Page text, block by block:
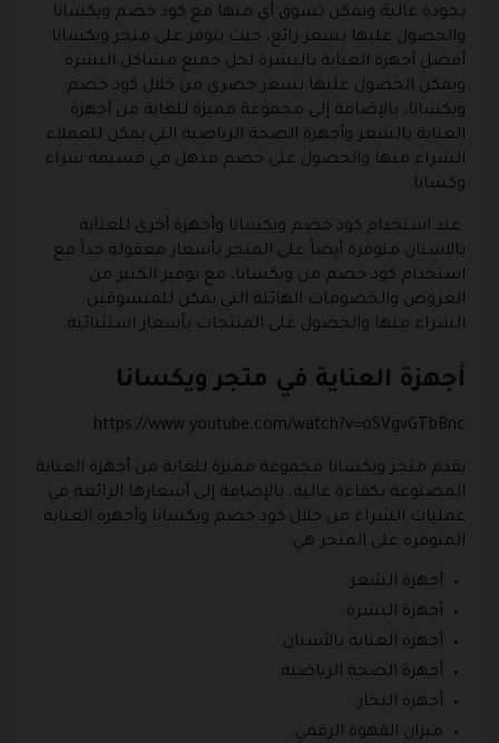
بجودة عالية ويمكن تسوق أي منها مع كود خصم ويكسانا
والحصول عليها بسعر رائع، حيث يتوفر على متجر ويكسانا
أفضل أجهزة العناية بالبشرة لحل جميع مشاكل البشرة
ويمكن الحصول عليها بسعر حصري من خلال كود خصم
ويكسانا، بالإضافة إلى مجموعة مميزة للغاية من أجهزة
العناية بالشعر وأجهزة الصحة الرياضية التي يمكن للعملاء
الشراء منها والحصول على خصم مذهل في قسيمة شراء
وكسانا.
عند استخدام كود خصم ويكسانا وأجهزة أخرى للعناية
بالاسنان متوفرة أيضاً على المتجر بأسعار معقولة جداً مع
استخدام كود خصم من ويكسانا، مع توفير الكثير من
العروض والخصومات الهائلة التي يمكن للمتسوقين
الشراء منها والحصول على المنتجات بأسعار استثنائية.
أجهزة العناية في متجر ويكسانا
https://www.youtube.com/watch?v=oSVgvGTbBnc
يقدم متجر ويكسانا مجموعة مميزة للغاية من أجهزة العناية
المصنوعة بكفاءة عالية، بالإضافة إلى أسعارها الرائعة في
عمليات الشراء من خلال كود خصم ويكسانا وأجهزة العناية
المتوفرة على المتجر هي:
أجهزة الشعر.
أجهزة البشرة.
أجهزة العناية بالأسنان.
أجهزة الصحة الرياضية.
أجهزة البخار.
ميزان القهوة الرقمي.